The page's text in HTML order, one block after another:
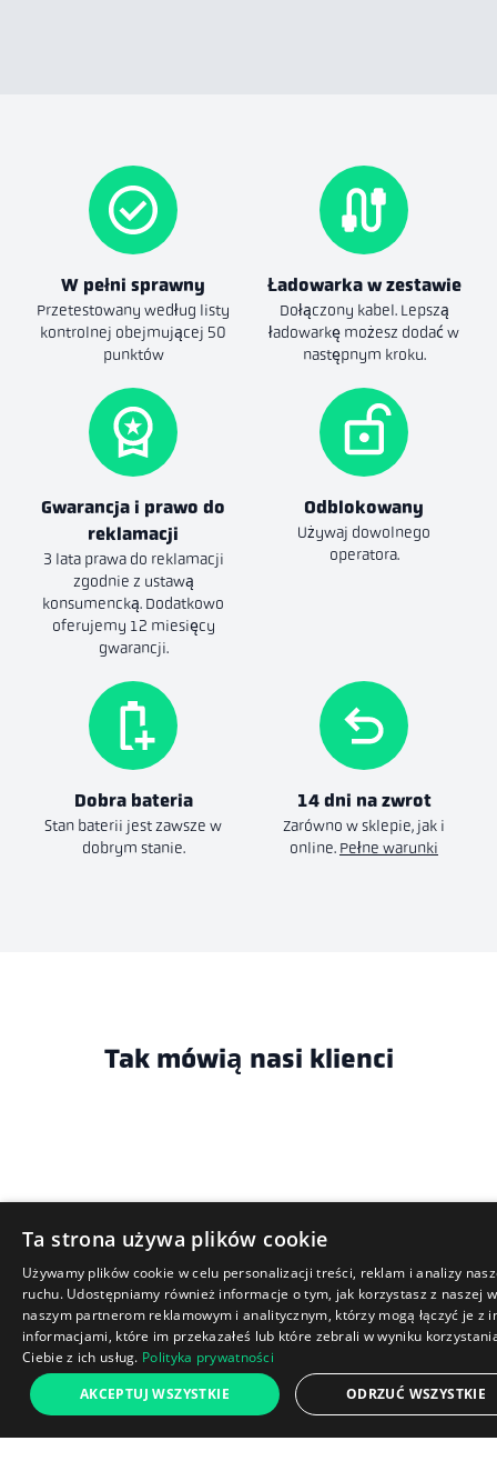
1 919 zł Dodaj do koszyka
W pełni sprawny
Przetestowany według listy
kontrolnej obejmującej 50
punktów
Ładowarka w zestawie
Dołączony kabel. Lepszą
ładowarkę możesz dodać w
następnym kroku.
Gwarancja i prawo do
reklamacji
3 lata prawa do reklamacji
zgodnie z ustawą
konsumencką. Dodatkowo
oferujemy 12 miesięcy
gwarancji.
Odblokowany
Używaj dowolnego
operatora.
Dobra bateria
Stan baterii jest zawsze w
dobrym stanie.
14 dni na zwrot
Zarówno w sklepie, jak i
online. Pełne warunki
Tak mówią nasi klienci
Ta strona używa plików cookie
Używamy plików cookie w celu personalizacji treści, reklam i analizy
ruchu. Udostępniamy również informacje o tym, jak korzystasz z naszej
naszym partnerom reklamowym i analitycznym, którzy mogą łączyć je z
informacjami, które im przekazałeś lub które zebrali w wyniku
Ciebie z ich usług. Polityka prywatności
AKCEPTUJ WSZYSTKIE
ODRZUĆ WSZYSTKIE